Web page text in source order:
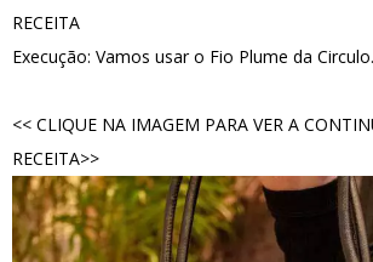
RECEITA
Execução: Vamos usar o Fio Plume da
<< CLIQUE NA IMAGEM PARA VER A
RECEITA>>